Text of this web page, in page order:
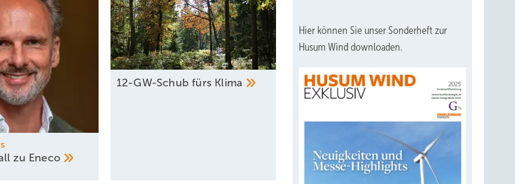
zu Eneco
12-GW-Schub fürs Klima
Hier können Sie unser Sonderheft zur
Husum Wind downloaden.